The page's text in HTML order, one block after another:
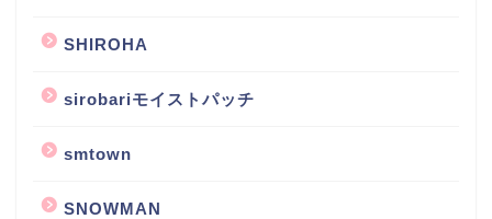
SHIROHA
sirobariモイストパッチ
smtown
SNOWMAN